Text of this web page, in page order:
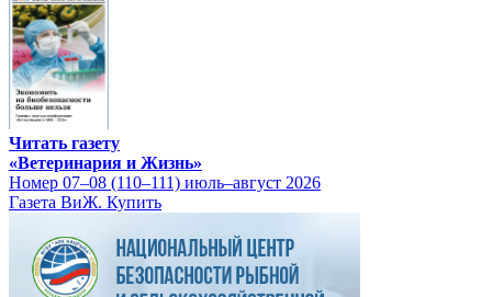
Читать газету
«Ветеринария и Жизнь»
Номер 07–08 (110–111) июль–август 2026
Газета ВиЖ. Купить